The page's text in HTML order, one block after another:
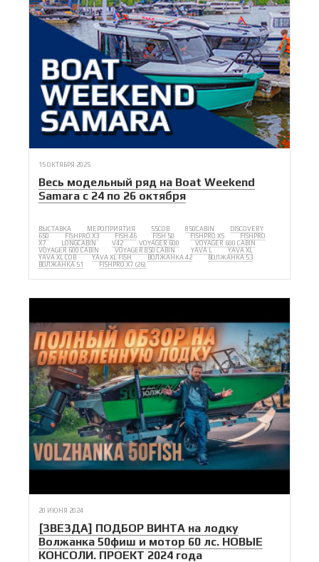
15 ОКТЯБРЯ 2025
Весь модельный ряд на Boat Weekend
Samara с 24 по 26 октября
ВЫСТАВКА МЕРОПРИЯТИЯ 55COB 850CABIN
DISCOVERY
650
FISHPRO X3 FISH 46 FISH 50 FISHPRO X5
FISHPRO
X7
LONGCABIN V42 VOYAGER 600
VOYAGER 600 CABIN
VOYAGER 600 CABIN
VOYAGER 850 CABIN YAVA L
YAVA XL
YAVA XL COB
YAVA XL FISH ВОЛЖАНКА 42
ВОЛЖАНКА 53
ВОЛЖАНКА 51
FISHPRO X7 (26)
20 ИЮНЯ 2024
[ЗВЕЗДА] ПОДБОР ВИНТА на лодку
Волжанка 50фиш и мотор 60 лс. НОВЫЕ
КОНСОЛИ. ПРОЕКТ 2024 года